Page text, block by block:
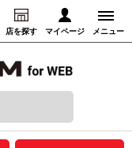
店を探す マイページ メニュー
録音からさがす